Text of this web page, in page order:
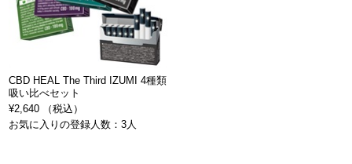
CBD HEAL The Third IZUMI 4種類
吸い比べセット
¥2,640 （税込）
お気に入りの登録人数：3人